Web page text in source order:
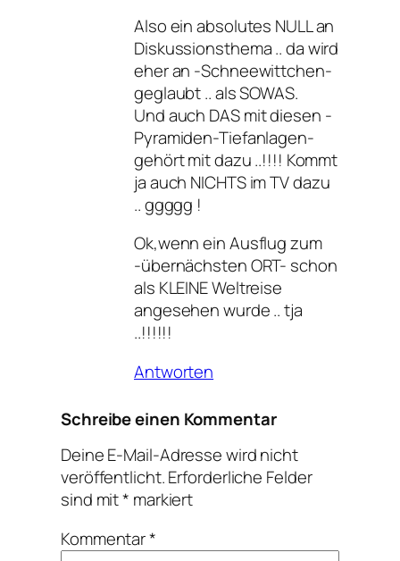
Also ein absolutes NULL an
Diskussionsthema .. da wird
eher an -Schneewittchen-
geglaubt .. als SOWAS.
Und auch DAS mit diesen -
Pyramiden-Tiefanlagen-
gehört mit dazu ..!!!! Kommt
ja auch NICHTS im TV dazu
.. ggggg !
Ok,wenn ein Ausflug zum
-übernächsten ORT- schon
als KLEINE Weltreise
angesehen wurde .. tja
..!!!!!!
Antworten
Schreibe einen Kommentar
Deine E-Mail-Adresse wird nicht
veröffentlicht.Erforderliche Felder
sind mit* markiert
Kommentar*